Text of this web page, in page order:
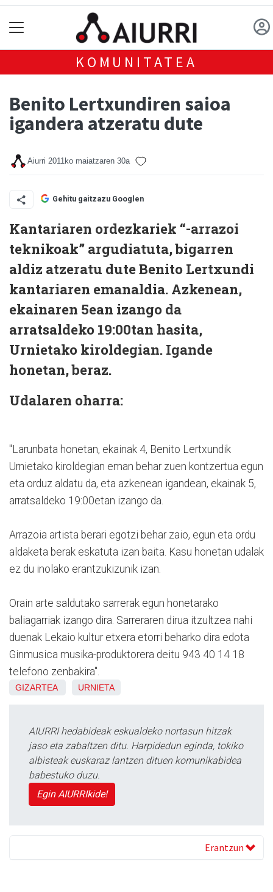
KOMUNITATEA
Benito Lertxundiren saioa
igandera atzeratu dute
Aiurri 2011ko maiatzaren 30a
Gehitu gaitzazu Googlen
Kantariaren ordezkariek “-arrazoi
teknikoak” argudiatuta, bigarren
aldiz atzeratu dute Benito Lertxundi
kantariaren emanaldia. Azkenean,
ekainaren 5ean izango da
arratsaldeko 19:00tan hasita,
Urnietako kiroldegian. Igande
honetan, beraz.
Udalaren oharra:
"Larunbata honetan, ekainak 4, Benito Lertxundik
Urnietako kiroldegian eman behar zuen kontzertua egun
eta orduz aldatu da, eta azkenean igandean, ekainak 5,
arratsaldeko 19:00etan izango da.
Arrazoia artista berari egotzi behar zaio, egun eta ordu
aldaketa berak eskatuta izan baita. Kasu honetan udalak
ez du inolako erantzukizunik izan.
Orain arte saldutako sarrerak egun honetarako
baliagarriak izango dira. Sarreraren dirua itzultzea nahi
duenak Lekaio kultur etxera etorri beharko dira edota
Ginmusica musika-produktorera deitu 943 40 14 18
telefono zenbakira".
GIZARTEA URNIETA
AIURRI hedabideak eskualdeko nortasun hitzak
jaso eta zabaltzen ditu. Harpidedun eginda, tokiko
albisteak euskaraz lantzen dituen komunikabidea
babestuko duzu.
Egin AIURRIkide!
Erantzun